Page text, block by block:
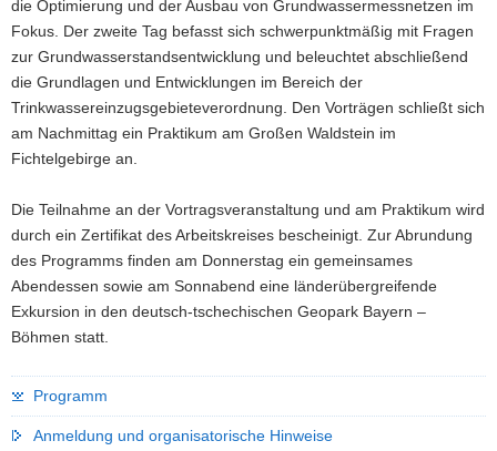
die Optimierung und der Ausbau von Grundwassermessnetzen im
Fokus. Der zweite Tag befasst sich schwerpunktmäßig mit Fragen
zur Grundwasserstandsentwicklung und beleuchtet abschließend
die Grundlagen und Entwicklungen im Bereich der
Trinkwassereinzugsgebieteverordnung. Den Vorträgen schließt sich
am Nachmittag ein Praktikum am Großen Waldstein im
Fichtelgebirge an.
Die Teilnahme an der Vortragsveranstaltung und am Praktikum wird
durch ein Zertifikat des Arbeitskreises bescheinigt. Zur Abrundung
des Programms finden am Donnerstag ein gemeinsames
Abendessen sowie am Sonnabend eine länderübergreifende
Exkursion in den deutsch-tschechischen Geopark Bayern –
Böhmen statt.
Programm
Anmeldung und organisatorische Hinweise